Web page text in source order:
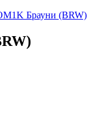
Брауни (BRW)